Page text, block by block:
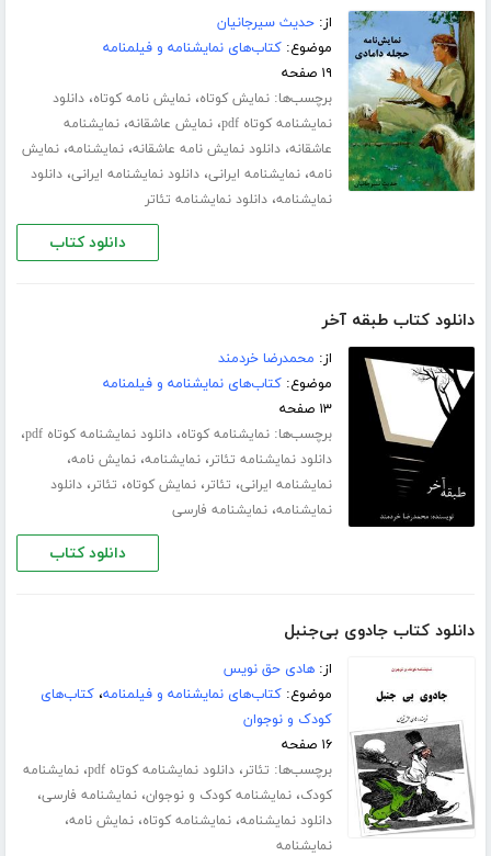
از:حدیث سیرجانیان
موضوع:کتاب‌های نمایشنامه و فیلمنامه
۱۹ صفحه
برچسب‌ها:نمایش کوتاه،نمایش نامه کوتاه،دانلود
نمایشنامه کوتاه pdf
،نمایش عاشقانه،نمایشنامه
عاشقانه،دانلود نمایش نامه عاشقانه،نمایشنامه،نمایش
نامه،نمایشنامه ایرانی،دانلود نمایشنامه ایرانی،دانلود
نمایشنامه،دانلود نمایشنامه تئاتر
دانلود کتاب
دانلود کتاب طبقه آخر
از: محمدرضا خردمند
موضوع:کتاب‌های نمایشنامه و فیلمنامه
۱۳ صفحه
برچسب‌ها:نمایشنامه کوتاه،دانلود نمایشنامه کوتاه pdf ،
دانلود نمایشنامه تئاتر،نمایشنامه،نمایش نامه،
نمایشنامه ایرانی، تئاتر،نمایش کوتاه، تئاتر،دانلود
نمایشنامه،نمایشنامه فارسی
دانلود کتاب
دانلود کتاب جادوی بی‌جنبل
از:هادی حق نویس
موضوع:کتاب‌های نمایشنامه و فیلمنامه،کتاب‌های
کودک و نوجوان
۱۶ صفحه
برچسب‌ها: تئاتر،دانلود نمایشنامه کوتاه pdf ،نمایشنامه
کودک،نمایشنامه کودک و نوجوان،نمایشنامه فارسی،
دانلود نمایشنامه،نمایشنامه کوتاه،نمایش نامه،
نمایشنامه